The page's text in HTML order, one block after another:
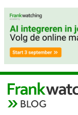
BLOG